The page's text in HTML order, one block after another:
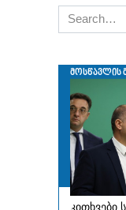
Search
for: